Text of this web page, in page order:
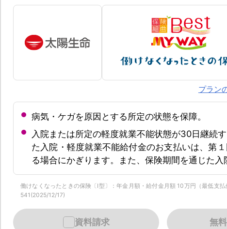
プラン
病気・ケガを原因とする所定の状態を保障。
入院または所定の軽度就業不能状態が30日継続
た入院・軽度就業不能給付金のお支払いは、第
る場合にかぎります。また、保険期間を通じた
働けなくなったときの保険〔Ⅰ型〕：年金月額・給付金月額 10万円（最低
541(2025/12/17)
無
資料請求